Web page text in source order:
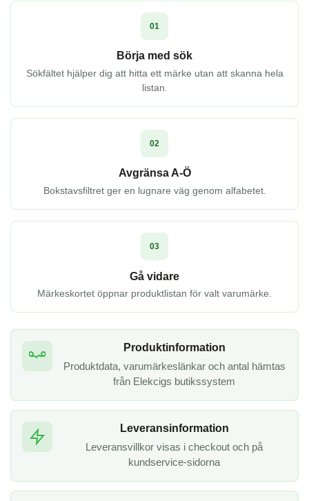
01
Börja med sök
Sökfältet hjälper dig att hitta ett märke utan att skanna hela
listan.
02
Avgränsa A-Ö
Bokstavsfiltret ger en lugnare väg genom alfabetet.
03
Gå vidare
Märkeskortet öppnar produktlistan för valt varumärke.
Produktinformation
Produktdata, varumärkeslänkar och antal hämtas
från Elekcigs butikssystem
Leveransinformation
Leveransvillkor visas i checkout och på
kundservice-sidorna